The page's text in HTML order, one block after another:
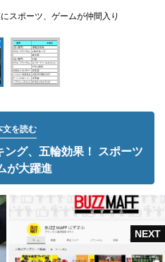
スポーツ、ゲームが仲間入り
文を読む
ング、五輪効果！ スポーツ
が大躍進